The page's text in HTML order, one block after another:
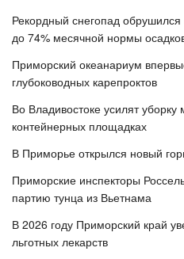
Рекордный снегопад
до 74% месячной нормы
Приморский океанариум
глубоководных карепроктов
Во Владивостоке усилят
контейнерных площадках
В Приморье открылся новый
Приморские инспекторы
партию тунца из Вьетнама
В 2026 году Приморский край
льготных лекарств